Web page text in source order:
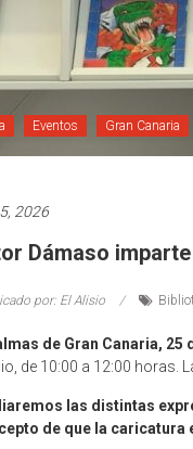
Eventos Gran Canaria
2026
Dámaso
por: El Alisio
de Gran Canaria, 25
de 10:00 a 12:00 horas.
las distintas
de que la caricatura